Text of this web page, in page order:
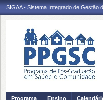
SIGAA - Sistema Integrado de Gestão
Programa Ensino